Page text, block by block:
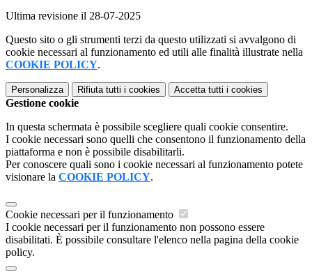
Ultima revisione il 28-07-2025
Questo sito o gli strumenti terzi da questo utilizzati si avvalgono di
cookie necessari al funzionamento ed utili alle finalità illustrate nella
COOKIE POLICY.
Personalizza Rifiuta tutti i cookies Accetta tutti i cookies
Gestione cookie
In questa schermata è possibile scegliere quali cookie consentire.
I cookie necessari sono quelli che consentono il funzionamento della
piattaforma e non è possibile disabilitarli.
Per conoscere quali sono i cookie necessari al funzionamento potete
visionare la COOKIE POLICY.
Cookie necessari per il funzionamento
I cookie necessari per il funzionamento non possono essere
disabilitati. È possibile consultare l'elenco nella pagina della cookie
policy.